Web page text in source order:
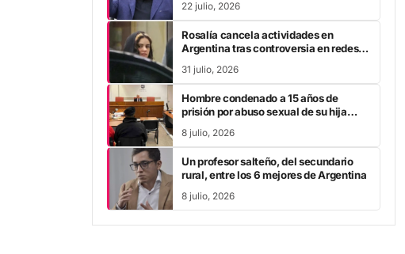
22 julio, 2026
Rosalía cancela actividades en
Argentina tras controversia en redes
31 julio, 2026
Hombre condenado a 15 años de
prisión por abuso sexual de su hija
8 julio, 2026
Un profesor salteño, del secundario
rural, entre los 6 mejores de Argentina
8 julio, 2026